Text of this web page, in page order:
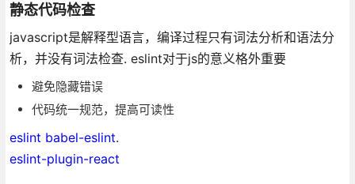
静态代码检查
javascript是解释型语言，编译过程只有词法分析和语法分
析，并没有词法检查. eslint对于js的意义格外重要
避免隐藏错误
代码统一规范，提高可读性
eslint babel-eslint.
eslint-plugin-react